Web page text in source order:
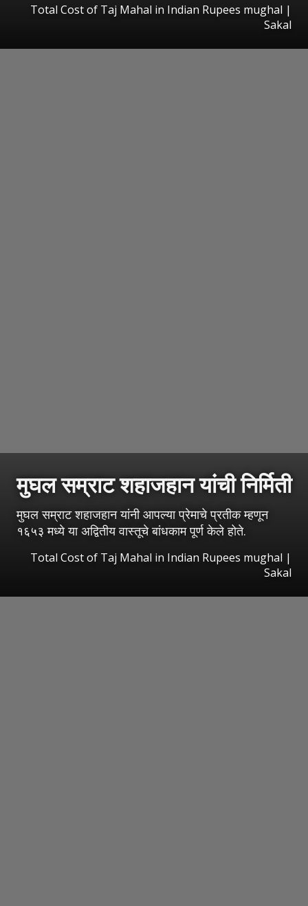
Total Cost of Taj Mahal in Indian Rupees mughal |
Sakal
मुघल सम्राट शहाजहान यांची निर्मिती
मुघल सम्राट शहाजहान यांनी आपल्या प्रेमाचे प्रतीक म्हणून
१६५३ मध्ये या अद्वितीय वास्तूचे बांधकाम पूर्ण केले होते.
Total Cost of Taj Mahal in Indian Rupees mughal |
Sakal